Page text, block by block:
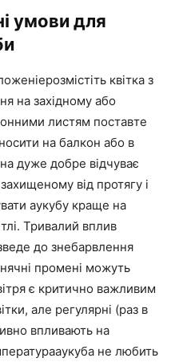
умови для
квітка з
на західному або
листям поставте
на балкон або в
дуже добре відчуває
від протягу і
аукубу краще на
Тривалий вплив
до знебарвлення
промені можуть
є критично важливим
але регулярні (раз в
впливають на
не любить